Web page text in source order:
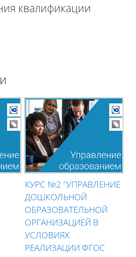
квалификации
КУРС №2 "УПРАВЛЕНИЕ
ДОШКОЛЬНОЙ
ОБРАЗОВАТЕЛЬНОЙ
ОРГАНИЗАЦИЕЙ В
УСЛОВИЯХ
РЕАЛИЗАЦИИ ФГОС